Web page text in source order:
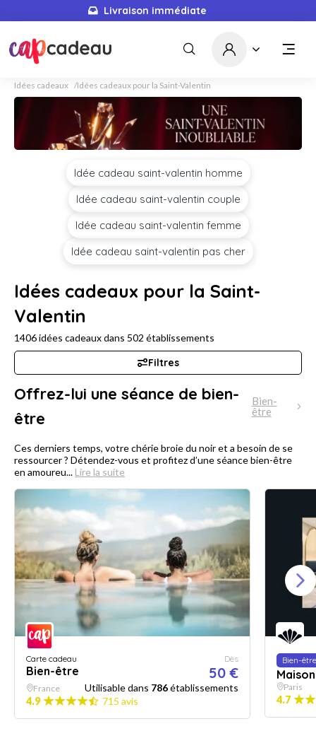
Livraison immédiate
Idées cadeaux Idées cadeaux pour la Saint-Valentin
Idée cadeau saint-valentin homme
Idée cadeau saint-valentin couple
Idée cadeau saint-valentin femme
Idée cadeau saint-valentin pas cher
Idées cadeaux pour la Saint-
Valentin
1406idées cadeaux dans 502 établissements
Filtres
Offrez-lui une séance de bien-
être
Bien-
être
Ces derniers temps, votre chérie broie du noir et a besoin de se
ressourcer ? Détendez-vous et profitez d’une séance bien-être
en amoureu... Lire la suite
Carte cadeau
Bien-être
Dès
50 €
France Utilisable dans 786établissements
4.9
715 avis
Bien-être
Paris
4.7